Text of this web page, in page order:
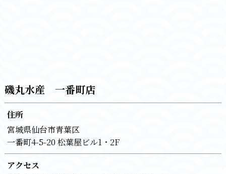
磯丸水産 一番町店
住所
宮城県仙台市青葉区
一番町4-5-20 松葉屋ビル1・2F
アクセス